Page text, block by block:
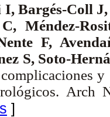
I, Bargés-Coll
Méndez-
F,
S, Soto-
]